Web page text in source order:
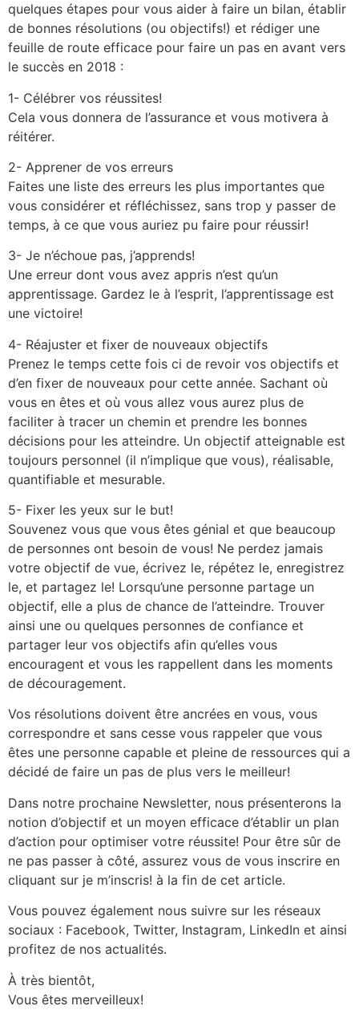
quelques étapes pour vous aider à faire un bilan, établir
de bonnes résolutions (ou objectifs!) et rédiger une
feuille de route efficace pour faire un pas en avant vers
le succès en 2018 :
1- Célébrer vos réussites!
Cela vous donnera de l’assurance et vous motivera à
réitérer.
2- Apprener de vos erreurs
Faites une liste des erreurs les plus importantes que
vous considérer et réfléchissez, sans trop y passer de
temps, à ce que vous auriez pu faire pour réussir!
3- Je n’échoue pas, j’apprends!
Une erreur dont vous avez appris n’est qu’un
apprentissage. Gardez le à l’esprit, l’apprentissage est
une victoire!
4- Réajuster et fixer de nouveaux objectifs
Prenez le temps cette fois ci de revoir vos objectifs et
d’en fixer de nouveaux pour cette année. Sachant où
vous en êtes et où vous allez vous aurez plus de
faciliter à tracer un chemin et prendre les bonnes
décisions pour les atteindre. Un objectif atteignable est
toujours personnel (il n’implique que vous), réalisable,
quantifiable et mesurable.
5- Fixer les yeux sur le but!
Souvenez vous que vous êtes génial et que beaucoup
de personnes ont besoin de vous! Ne perdez jamais
votre objectif de vue, écrivez le, répétez le, enregistrez
le, et partagez le! Lorsqu’une personne partage un
objectif, elle a plus de chance de l’atteindre. Trouver
ainsi une ou quelques personnes de confiance et
partager leur vos objectifs afin qu’elles vous
encouragent et vous les rappellent dans les moments
de découragement.
Vos résolutions doivent être ancrées en vous, vous
correspondre et sans cesse vous rappeler que vous
êtes une personne capable et pleine de ressources qui a
décidé de faire un pas de plus vers le meilleur!
Dans notre prochaine Newsletter, nous présenterons la
notion d’objectif et un moyen efficace d’établir un plan
d’action pour optimiser votre réussite! Pour être sûr de
ne pas passer à côté, assurez vous de vous inscrire en
cliquant sur je m’inscris! à la fin de cet article.
Vous pouvez également nous suivre sur les réseaux
sociaux : Facebook, Twitter, Instagram, LinkedIn et ainsi
profitez de nos actualités.
À très bientôt,
Vous êtes merveilleux!